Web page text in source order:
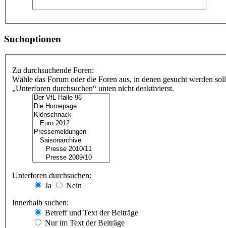
Suchoptionen
Zu durchsuchende Foren:
Wähle das Forum oder die Foren aus, in denen gesucht werden
„Unterforen durchsuchen“ unten nicht deaktivierst.
Unterforen durchsuchen:
Ja
Nein
Innerhalb suchen:
Betreff und Text der Beiträge
Nur im Text der Beiträge